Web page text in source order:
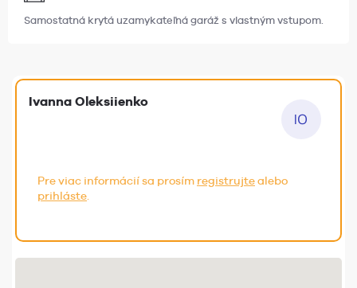
Samostatná krytá uzamykateľná garáž s vlastným vstupom.
Ivanna Oleksiienko
Pre viac informácií sa prosím registrujtealebo
prihláste.